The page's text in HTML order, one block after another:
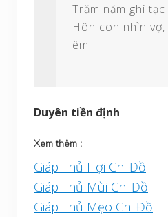
Trăm năm ghi
Hôn con nhìn
êm.
Duyên tiền định
Xem thêm :
Giáp Thủ Hợi Chi Đồ
Giáp Thủ Mùi Chi Đồ
Giáp Thủ Mẹo Chi Đồ